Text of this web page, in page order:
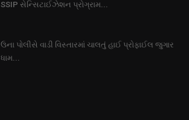
SSIP સેન્સિટાઈઝેશન પ્રોગ્રામ...
ઉના પોલીસે વાડી વિસ્તારમાં ચાલતું હાઈ પ્રોફાઈલ જુગાર
ધામ...